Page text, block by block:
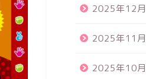
2025年12月
2025年11月
2025年10月